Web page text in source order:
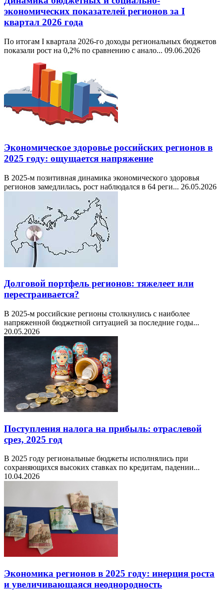
экономических показателей регионов за I
квартал 2026 года
По итогам I квартала 2026-го доходы региональных бюджетов
показали рост на 0,2% по сравнению с анало... 09.06.2026
Экономическое здоровье российских регионов в
2025 году: ощущается напряжение
В 2025-м позитивная динамика экономического здоровья
регионов замедлилась, рост наблюдался в 64 реги... 26.05.2026
Долговой портфель регионов: тяжелеет или
перестраивается?
В 2025-м российские регионы столкнулись с наиболее
напряженной бюджетной ситуацией за последние годы...
20.05.2026
Поступления налога на прибыль: отраслевой
срез, 2025 год
В 2025 году региональные бюджеты исполнялись при
сохраняющихся высоких ставках по кредитам, падении...
10.04.2026
Экономика регионов в 2025 году: инерция роста
и увеличивающаяся неоднородность